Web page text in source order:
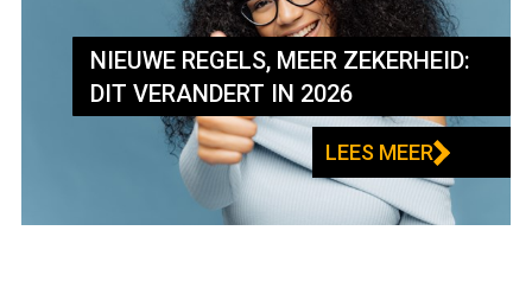
NIEUWE REGELS, MEER ZEKERHEID:
DIT VERANDERT IN 2026
LEES MEER